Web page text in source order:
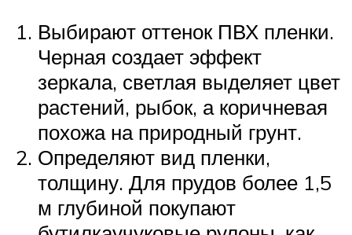
Выбирают оттенок ПВХ пленки.
Черная создает эффект
зеркала, светлая выделяет цвет
растений, рыбок, а коричневая
похожа на природный грунт.
Определяют вид пленки,
толщину. Для прудов более 1,5
м глубиной покупают